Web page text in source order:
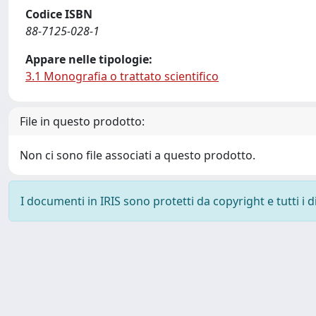
Codice ISBN
88-7125-028-1
Appare nelle tipologie:
3.1 Monografia o trattato scientifico
File in questo prodotto:
Non ci sono file associati a questo prodotto.
I documenti in IRIS sono protetti da copyright e tutti i